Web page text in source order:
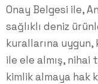
Onay Belgesi ile,
sağlıklı deniz
kurallarına
ile ele almış,
kimlik almaya hak